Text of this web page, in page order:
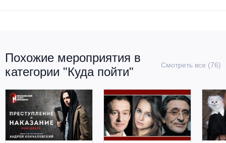
Металл
Похожие мероприятия в
категории "Куда пойти"
Смотреть все (76)